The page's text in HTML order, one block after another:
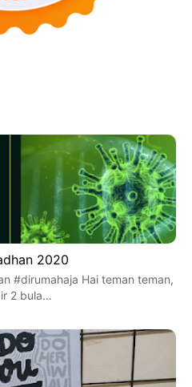
2020
#dirumahaja Hai teman teman,
2 bula…